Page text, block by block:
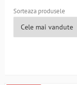
Sorteaza produsele